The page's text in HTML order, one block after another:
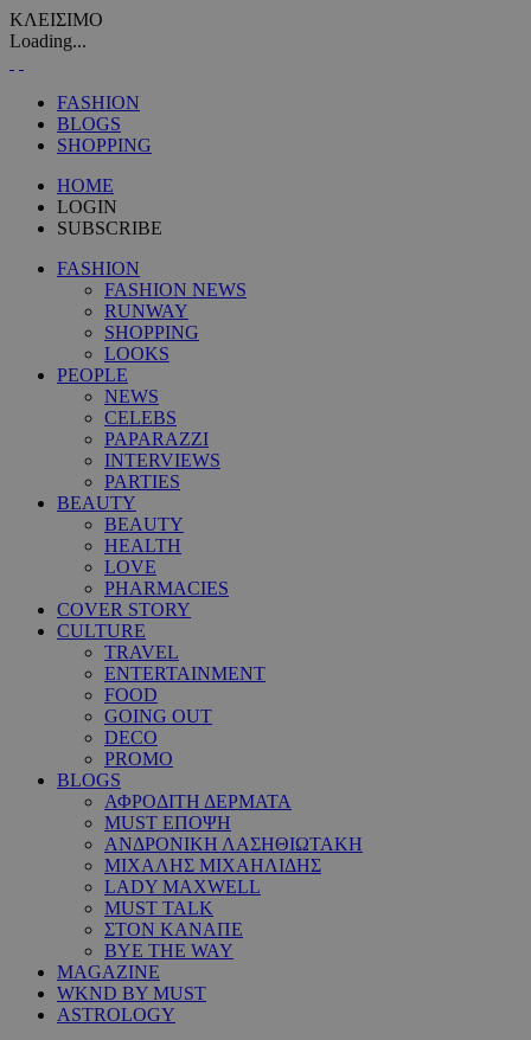
ΚΛΕΙΣΙΜΟ
Loading...
FASHION
BLOGS
SHOPPING
HOME
LOGIN
SUBSCRIBE
FASHION
FASHION NEWS
RUNWAY
SHOPPING
LOOKS
PEOPLE
NEWS
CELEBS
PAPARAZZI
INTERVIEWS
PARTIES
BEAUTY
BEAUTY
HEALTH
LOVE
PHARMACIES
COVER STORY
CULTURE
TRAVEL
ENTERTAINMENT
FOOD
GOING OUT
DECO
PROMO
BLOGS
ΑΦΡΟΔΙΤΗ ΔΕΡΜΑΤΑ
MUST ΕΠΟΨΗ
ΑΝΔΡΟΝΙΚΗ ΛΑΣΗΘΙΩΤΑΚΗ
ΜΙΧΑΛΗΣ ΜΙΧΑΗΛΙΔΗΣ
LADY MAXWELL
MUST TALK
ΣΤΟΝ ΚΑΝΑΠΕ
BYE THE WAY
MAGAZINE
WKND BY MUST
ASTROLOGY